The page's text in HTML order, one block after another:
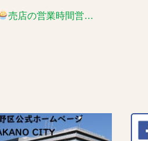
売店の営業時間営業